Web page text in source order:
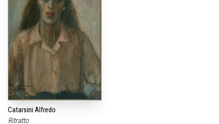
Catarsini Alfredo
Ritratto